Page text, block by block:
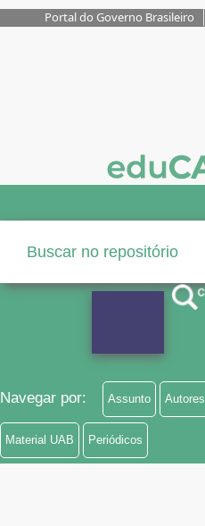
Portal do Governo Brasileiro
Navegar por: Assunto Autores
Material UAB Periódicos